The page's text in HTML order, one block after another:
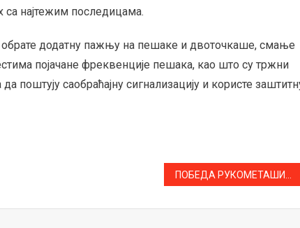
са најтежим последицама.
обрате додатну пажњу на пешаке и двоточкаше, смање
појачане фреквенције пешака, као што су тржни
поштују саобраћајну сигнализацију и користе
ПОБЕДА РУКОМЕТАШИЦА ЗА КРАЈ СЕЗОНЕ! “ГРАЦИЈЕ” ИМАЈУ КВАЛИТЕТ